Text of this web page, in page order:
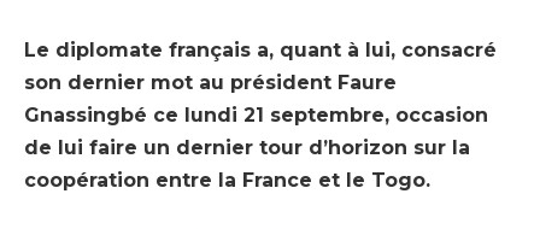
Le diplomate français a, quant à lui, consacré
son dernier mot au président Faure
Gnassingbé ce lundi 21 septembre, occasion
de lui faire un dernier tour d’horizon sur la
coopération entre la France et le Togo.